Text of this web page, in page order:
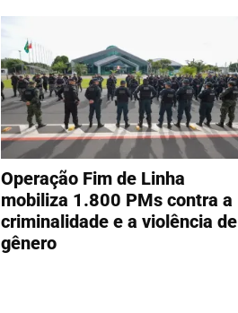
Operação Fim de Linha
mobiliza 1.800 PMs contra a
criminalidade e a violência de
gênero